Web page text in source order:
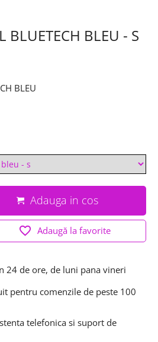
BLUETECH BLEU - S
BLEU
Adauga in cos
favorite_border Adaugă la favorite
24 de ore, de luni pana vineri
pentru comenzile de peste 100
telefonica si suport de